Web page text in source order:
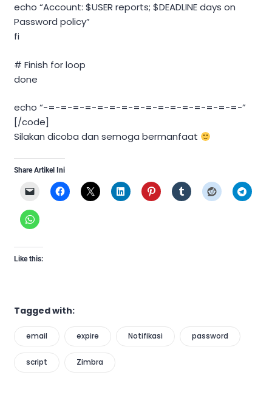
echo “Account: $USER reports; $DEADLINE days on
Password policy”
fi
# Finish for loop
done
echo “-=-=-=-=-=-=-=-=-=-=-=-=-=-=-=-=-”
[/code]
Silakan dicoba dan semoga bermanfaat
Share Artikel Ini
Like this:
Tagged with:
email expire Notifikasi password
script Zimbra